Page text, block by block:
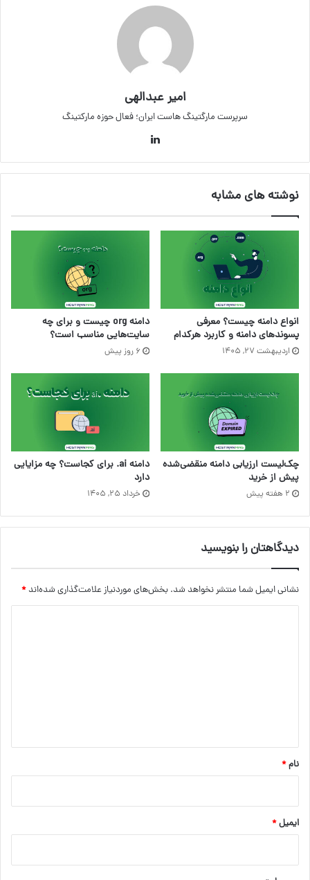
امیر عبدالهی
سرپرست مارگتینگ هاست ایران؛ فعال حوزه مارکتینگ
نوشته های مشابه
انواع دامنه چیست؟ معرفی
پسوندهای دامنه و کاربرد هرکدام
اردیبهشت ۲۷, ۱۴۰۵
دامنه org چیست و برای چه
سایت‌هایی مناسب است؟
6 روز پیش
چک‌لیست ارزیابی دامنه منقضی‌شده
پیش از خرید
2 هفته پیش
دامنه ai. برای کجاست؟ چه مزایایی
دارد
خرداد ۲۵, ۱۴۰۵
دیدگاهتان را بنویسید
نشانی ایمیل شما منتشر نخواهد شد. بخش‌های موردنیاز علامت‌گذاری شده‌اند *
نام*
ایمیل*